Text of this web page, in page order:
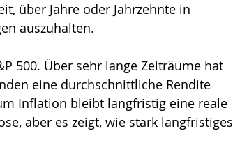
über Jahre oder Jahrzehnte in
auszuhalten.
500. Über sehr lange Zeiträume hat
eine durchschnittliche Rendite
Inflation bleibt langfristig eine reale
aber es zeigt, wie stark langfristiges